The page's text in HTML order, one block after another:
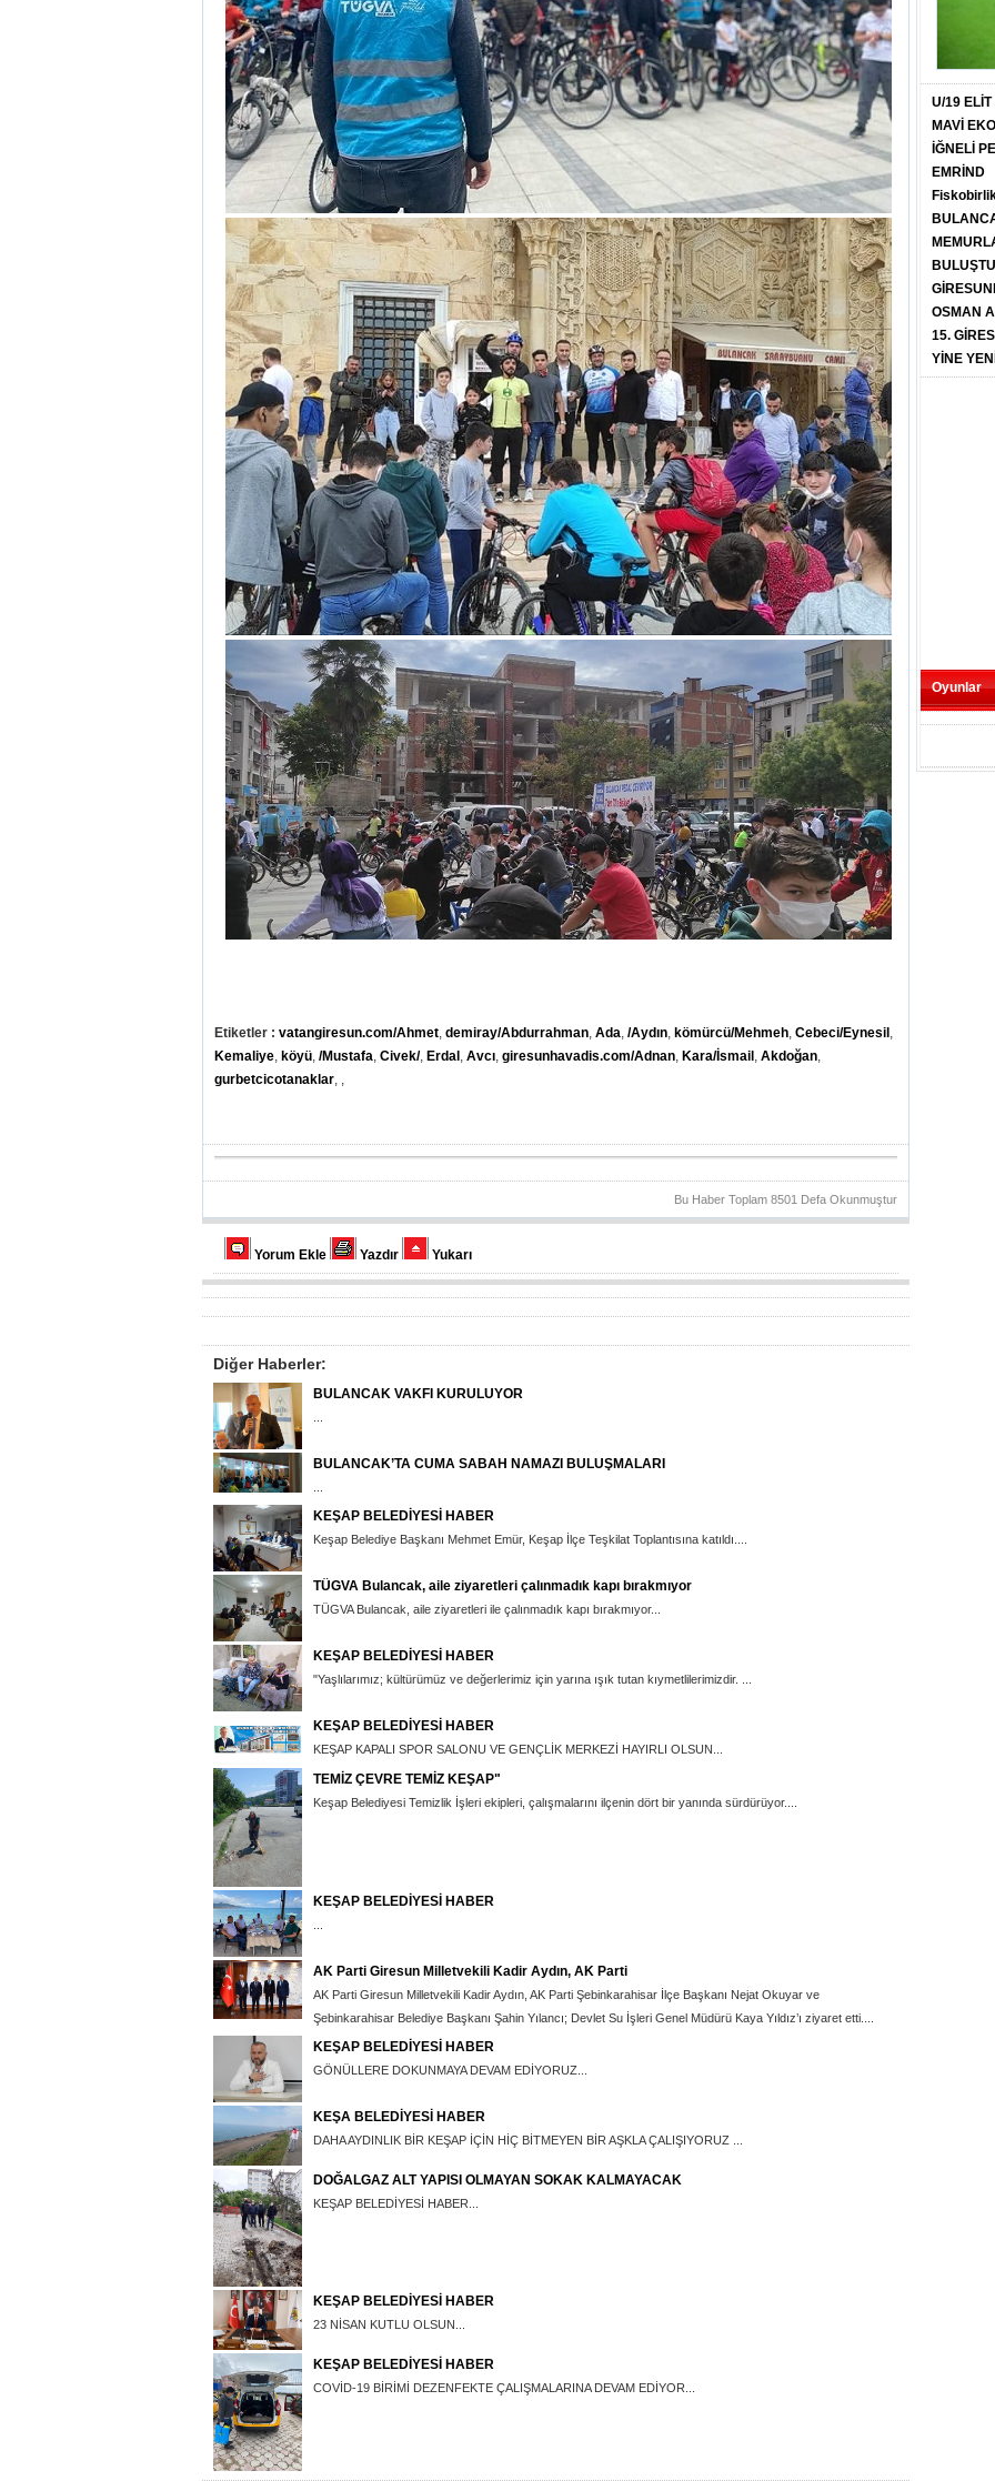
Etiketler : vatangiresun.com/Ahmet, demiray/Abdurrahman, Ada, /Aydın, kömürcü/Mehmeh, Cebeci/Eynesil ,
Kemaliye, köyü, /Mustafa, Civek/, Erdal , Avcı, giresunhavadis.com/Adnan, Kara/İsmail , Akdoğan,
gurbetcicotanaklar, ,
Bu Haber Toplam 8501 Defa Okunmuştur
Yorum Ekle Yazdır Yukarı
Diğer Haberler:
BULANCAK VAKFI KURULUYOR
BULANCAK’TA CUMA SABAH NAMAZI BULUŞMALARI
KEŞAP BELEDİYESİ HABER
Keşap Belediye Başkanı Mehmet Emür, Keşap İlçe Teşkilat Toplantısına katıldı....
TÜGVA Bulancak, aile ziyaretleri çalınmadık kapı bırakmıyor
TÜGVA Bulancak, aile ziyaretleri ile çalınmadık kapı bırakmıyor...
KEŞAP BELEDİYESİ HABER
"Yaşlılarımız; kültürümüz ve değerlerimiz için yarına ışık tutan kıymetlilerimizdir. ...
KEŞAP BELEDİYESİ HABER
KEŞAP KAPALI SPOR SALONU VE GENÇLİK MERKEZİ HAYIRLI OLSUN...
TEMİZ ÇEVRE TEMİZ KEŞAP"
Keşap Belediyesi Temizlik İşleri ekipleri, çalışmalarını ilçenin dört bir yanında sürdürüyor....
KEŞAP BELEDİYESİ HABER
AK Parti Giresun Milletvekili Kadir Aydın, AK Parti
AK Parti Giresun Milletvekili Kadir Aydın, AK Parti Şebinkarahisar İlçe Başkanı Nejat Okuyar ve
Şebinkarahisar Belediye Başkanı Şahin Yılancı; Devlet Su İşleri Genel Müdürü Kaya Yıldız’ı ziyaret etti....
KEŞAP BELEDİYESİ HABER
GÖNÜLLERE DOKUNMAYA DEVAM EDİYORUZ...
KEŞA BELEDİYESİ HABER
DAHA AYDINLIK BİR KEŞAP İÇİN HİÇ BİTMEYEN BİR AŞKLA ÇALIŞIYORUZ ...
DOĞALGAZ ALT YAPISI OLMAYAN SOKAK KALMAYACAK
KEŞAP BELEDİYESİ HABER...
KEŞAP BELEDİYESİ HABER
23 NİSAN KUTLU OLSUN...
KEŞAP BELEDİYESİ HABER
COVİD-19 BİRİMİ DEZENFEKTE ÇALIŞMALARINA DEVAM EDİYOR...
U/19
MAVİ
İĞNELİ
EMRİND
OSMAN
15.
YİNE
Oyunlar